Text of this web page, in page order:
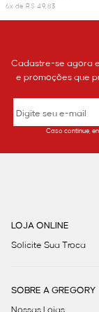
6x de R$ 49,83
Cadastre-se agora
e promoções que
Caso continue,
LOJA ONLINE
Solicite Sua Troca
SOBRE A GREGORY